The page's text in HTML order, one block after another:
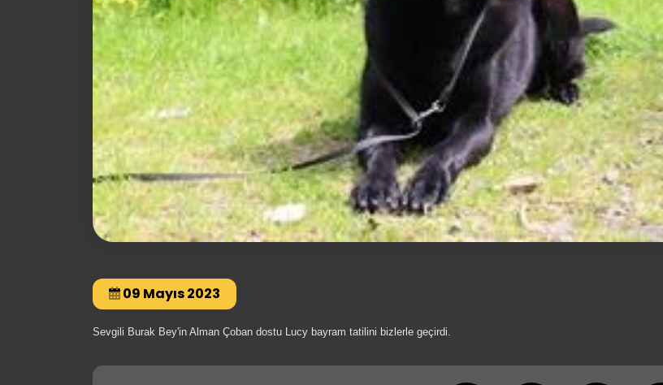
09 Mayıs 2023
Sevgili Burak Bey'in Alman Çoban dostu Lucy bayram tatilini bizlerle geçirdi.